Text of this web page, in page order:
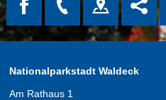
Nationalparkstadt Waldeck
Am Rathaus 1